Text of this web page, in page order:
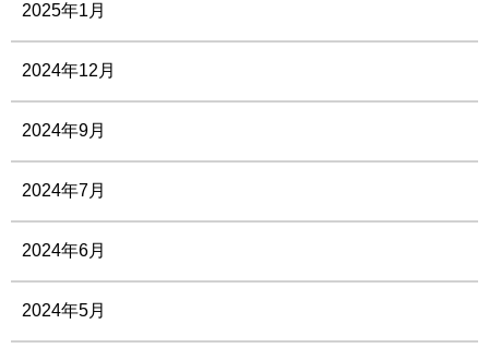
2025年1月
2024年12月
2024年9月
2024年7月
2024年6月
2024年5月